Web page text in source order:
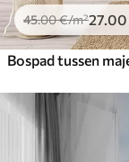
45.00€/m²27 .00